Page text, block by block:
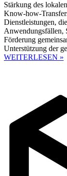
Stärkung des
Know-how-
Dienstleistungen,
Anwendungsfällen,
Förderung
Unterstützung der
WEITERLESEN »